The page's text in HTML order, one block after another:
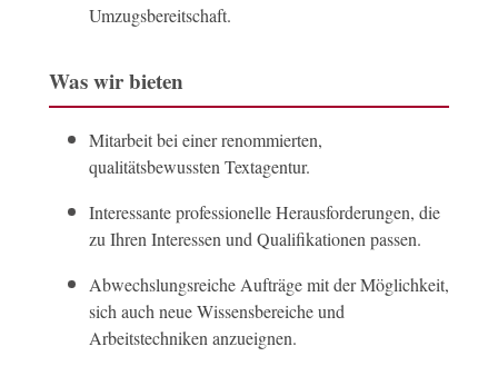
Umzugsbereitschaft.
Was wir bieten
Mitarbeit bei einer renommierten,
qualitätsbewussten Textagentur.
Interessante professionelle Herausforderungen, die
zu Ihren Interessen und Qualifikationen passen.
Abwechslungsreiche Aufträge mit der Möglichkeit,
sich auch neue Wissensbereiche und
Arbeitstechniken anzueignen.